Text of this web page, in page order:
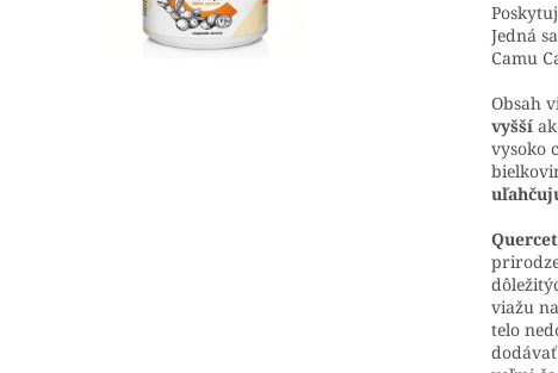
Jedná
Camu
Obsah
vyšší
vysoko
viažu
telo